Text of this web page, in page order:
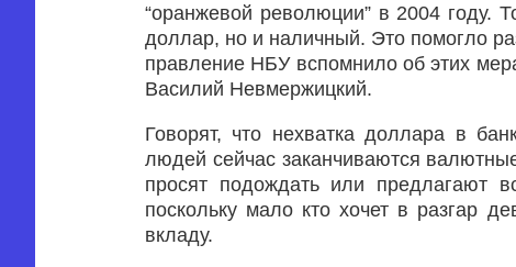
“оранжевой революции” в 2004 году.
доллар, но и наличный. Это помогло
правление НБУ вспомнило об этих
Василий Невмержицкий.
Говорят, что нехватка доллара в
людей сейчас заканчиваются
просят подождать или предлагают
поскольку мало кто хочет в разгар
вкладу.